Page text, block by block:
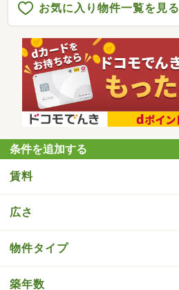
お気に入り物件一覧を見る
条件を追加する
賃料
広さ
物件タイプ
築年数